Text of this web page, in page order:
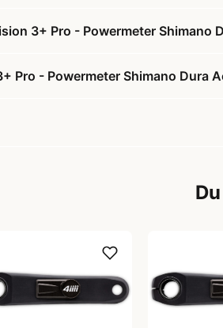
3+ Pro - Powermeter Shimano
Pro - Powermeter Shimano Dura